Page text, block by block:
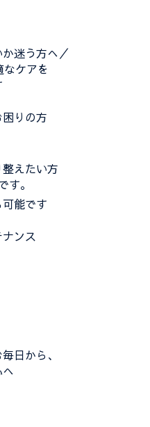
迷う方へ／
ケアを
りの方
えたい方
。
能です
ンス
日から、